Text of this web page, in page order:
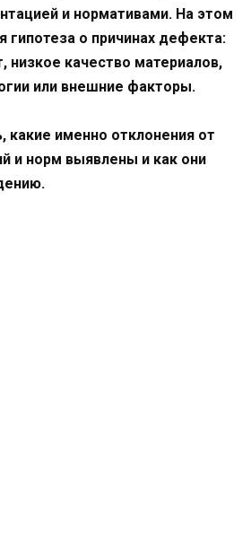
и нормативами. На этом
гипотеза о причинах дефекта:
низкое качество материалов,
или внешние факторы.
какие именно отклонения от
и норм выявлены и как они